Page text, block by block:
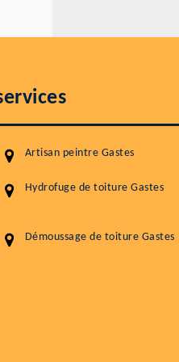
Artisan peintre Gastes
Hydrofuge de toiture Gastes
Démoussage de toiture Gastes